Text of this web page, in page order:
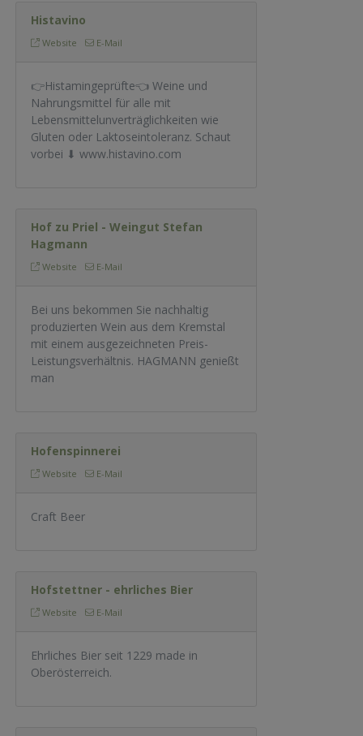
Histavino
Website E-Mail
👉Histamingeprüfte👈 Weine und
Nahrungsmittel für alle mit
Lebensmittelunverträglichkeiten wie
Gluten oder Laktoseintoleranz. Schaut
vorbei ⬇ www.histavino.com
Hof zu Priel - Weingut Stefan
Hagmann
Website E-Mail
Bei uns bekommen Sie nachhaltig
produzierten Wein aus dem Kremstal
mit einem ausgezeichneten Preis-
Leistungsverhältnis. HAGMANN genießt
man
Hofenspinnerei
Website E-Mail
Craft Beer
Hofstettner - ehrliches Bier
Website E-Mail
Ehrliches Bier seit 1229 made in
Oberösterreich.